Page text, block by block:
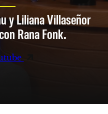
y Liliana Villaseñor
Rana Fonk.